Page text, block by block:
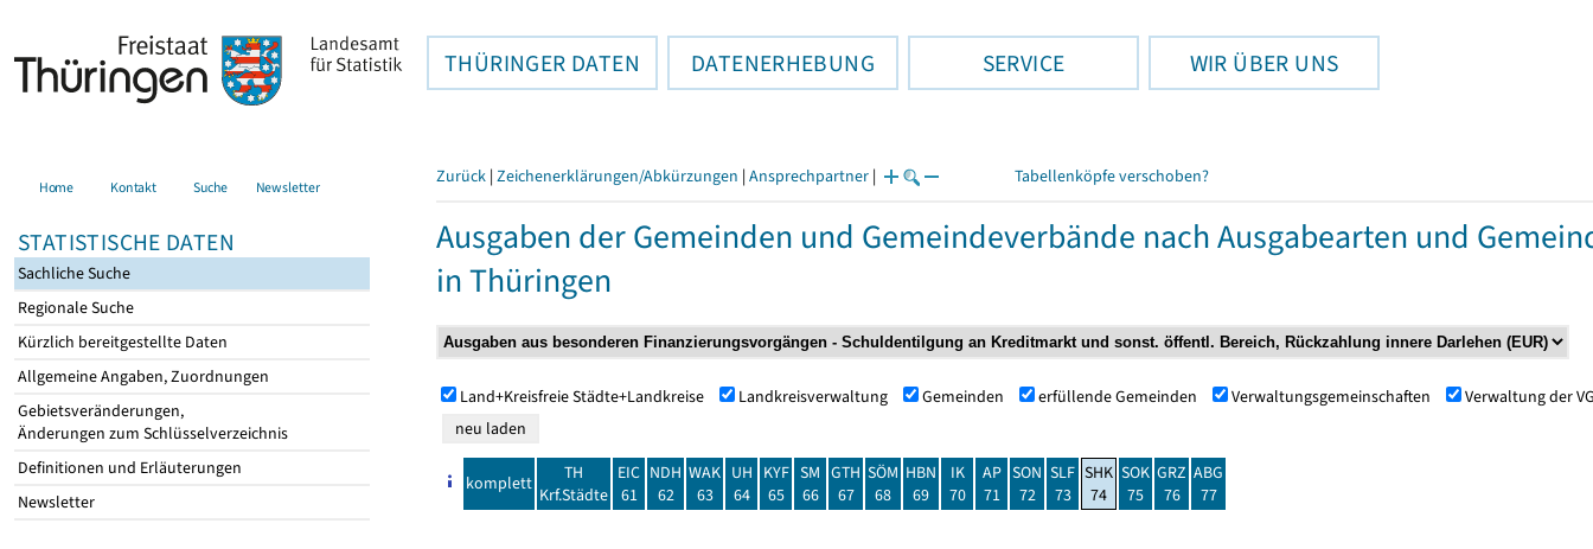
THÜRINGER DATEN DATENERHEBUNG SERVICE WIR ÜBER UNS
Home Kontakt Suche Newsletter
STATISTISCHE DATEN
Sachliche Suche
Regionale Suche
Kürzlich bereitgestellte Daten
Allgemeine Angaben, Zuordnungen
Gebietsveränderungen,
Änderungen zum Schlüsselverzeichnis
Definitionen und Erläuterungen
Newsletter
Zurück | Zeichenerklärungen/Abkürzungen | Ansprechpartner | Tabellenköpfe verschoben?
Ausgaben der Gemeinden und Gemeindeverbände nach Ausgabearten und
in Thüringen
Land+Kreisfreie Städte+Landkreise Landkreisverwaltung Gemeinden erfüllende Gemeinden Verwaltungsgemeinschaften Verwaltung der
komplett
TH
Krf.Städte
EIC
61
NDH
62
WAK
63
UH
64
KYF
65
SM
66
GTH
67
SÖM
68
HBN
69
IK
70
AP
71
SON
72
SLF
73
SHK
74
SOK
75
GRZ
76
ABG
77